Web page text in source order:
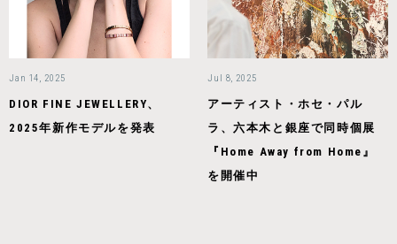
Jan 14, 2025
DIOR FINE JEWELLERY、
2025年新作モデルを発表
Jul 8, 2025
アーティスト・ホセ・パル
ラ、六本木と銀座で同時個展
『Home Away from Home』
を開催中